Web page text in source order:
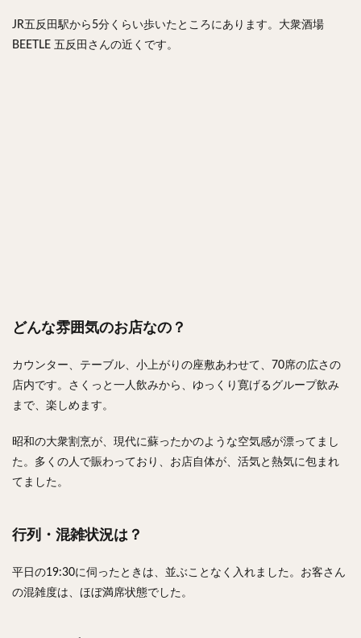
JR五反田駅から5分くらい歩いたところにあります。大衆酒場
BEETLE 五反田さんの近くです。
どんな雰囲気のお店なの？
カウンター、テーブル、小上がりの座敷あわせて、70席の広さの
店内です。さくっと一人飲みから、ゆっくり寛げるグループ飲み
まで、楽しめます。
昭和の大衆割烹が、現代に蘇ったかのような空気感が漂ってまし
た。多くの人で賑わっており、お店自体が、活気と熱気に包まれ
てました。
行列・混雑状況は？
平日の19:30に伺ったときは、並ぶことなく入れました。お客さん
の混雑度は、ほぼ満席状態でした。